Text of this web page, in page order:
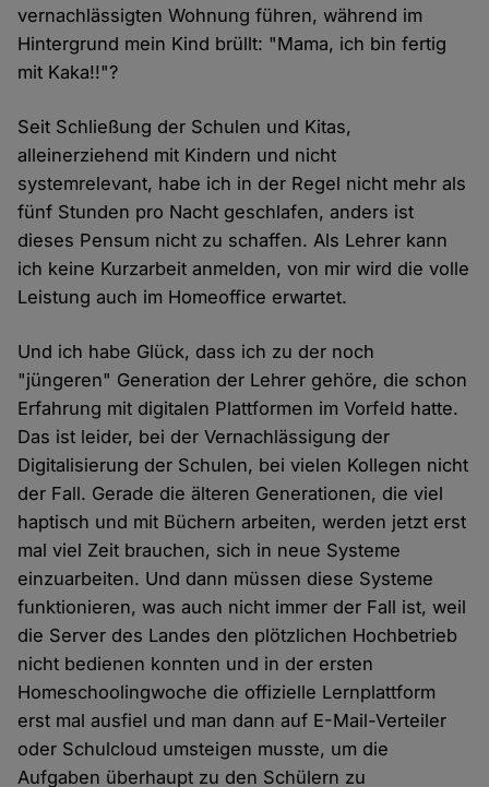
vernachlässigten Wohnung führen, während im
Hintergrund mein Kind brüllt: "Mama, ich bin fertig
mit Kaka!!"?
Seit Schließung der Schulen und Kitas,
alleinerziehend mit Kindern und nicht
systemrelevant, habe ich in der Regel nicht mehr als
fünf Stunden pro Nacht geschlafen, anders ist
dieses Pensum nicht zu schaffen. Als Lehrer kann
ich keine Kurzarbeit anmelden, von mir wird die volle
Leistung auch im Homeoffice erwartet.
Und ich habe Glück, dass ich zu der noch
"jüngeren" Generation der Lehrer gehöre, die schon
Erfahrung mit digitalen Plattformen im Vorfeld hatte.
Das ist leider, bei der Vernachlässigung der
Digitalisierung der Schulen, bei vielen Kollegen nicht
der Fall. Gerade die älteren Generationen, die viel
haptisch und mit Büchern arbeiten, werden jetzt erst
mal viel Zeit brauchen, sich in neue Systeme
einzuarbeiten. Und dann müssen diese Systeme
funktionieren, was auch nicht immer der Fall ist, weil
die Server des Landes den plötzlichen Hochbetrieb
nicht bedienen konnten und in der ersten
Homeschoolingwoche die offizielle Lernplattform
erst mal ausfiel und man dann auf E-Mail-Verteiler
oder Schulcloud umsteigen musste, um die
Aufgaben überhaupt zu den Schülern zu